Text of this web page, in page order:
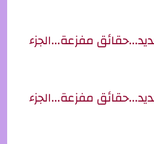
مفزعة...الجزء
مفزعة...الجزء